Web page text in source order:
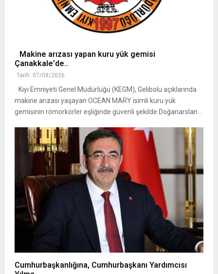
Makine arızası yapan kuru yük gemisi
Çanakkale'de..
Tarih: 07/08/2026
Kıyı Emniyeti Genel Müdürlüğü (KEGM), Gelibolu açıklarında
makine arızası yaşayan OCEAN MARY isimli kuru yük
gemisinin römorkörler eşliğinde güvenli şekilde Doğanarslan ..
Cumhurbaşkanlığına, Cumhurbaşkanı Yardımcısı